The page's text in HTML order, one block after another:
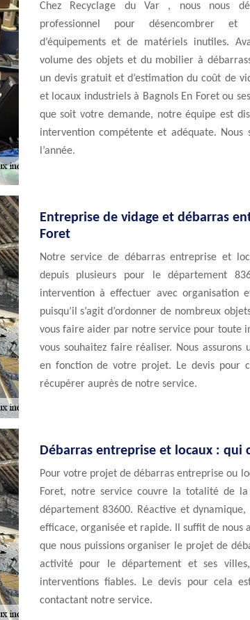
Chez Recyclage du Var , nous nous
professionnel pour désencombrer et
d’équipements et de matériels inutiles.
volume des objets et du mobilier à
un devis gratuit et d’estimation du coût de
et locaux industriels à Bagnols En Foret ou
que soit votre demande, notre équipe est
intervention compétente et adéquate. Nous
l’année.
Entreprise de vidage et débarras
Foret
Notre service de débarras entreprise et
depuis plusieurs pour le département
intervention à effectuer avec organisation
puisqu’il s’agit d’ordonner de nombreux
vous faire aider par notre service pour toute
vous souhaitez faire réaliser. Nous
en fonction de votre projet. Le devis pour
récupérer auprès de notre service.
Débarras entreprise et locaux : qui
Pour votre projet de débarras entreprise ou
Foret, notre service couvre la totalité de
département 83600. Réactive et
efficace, organisée et rapide. Il suffit de nous
que nous puissions organiser le projet de
activité pour le département et ses
interventions fiables. Le devis pour cela
contactant notre service.